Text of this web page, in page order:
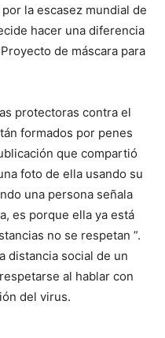
la escasez mundial de
hacer una diferencia
de máscara para
protectoras contra el
formados por penes
que compartió
foto de ella usando su
una persona señala
es porque ella ya está
no se respetan ”.
distancia social de un
al hablar con
del virus.